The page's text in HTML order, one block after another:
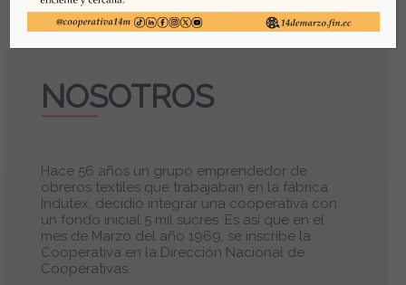
NOSOTROS
Hace 56 años un grupo emprendedor de
obreros textiles que trabajaban en la fábrica
Indutex, decidió integrar una cooperativa con
un fondo inicial 5 mil sucres. Es así que en el
mes de Marzo del año 1969, se inscribe la
Cooperativa en la Dirección Nacional de
Cooperativas.